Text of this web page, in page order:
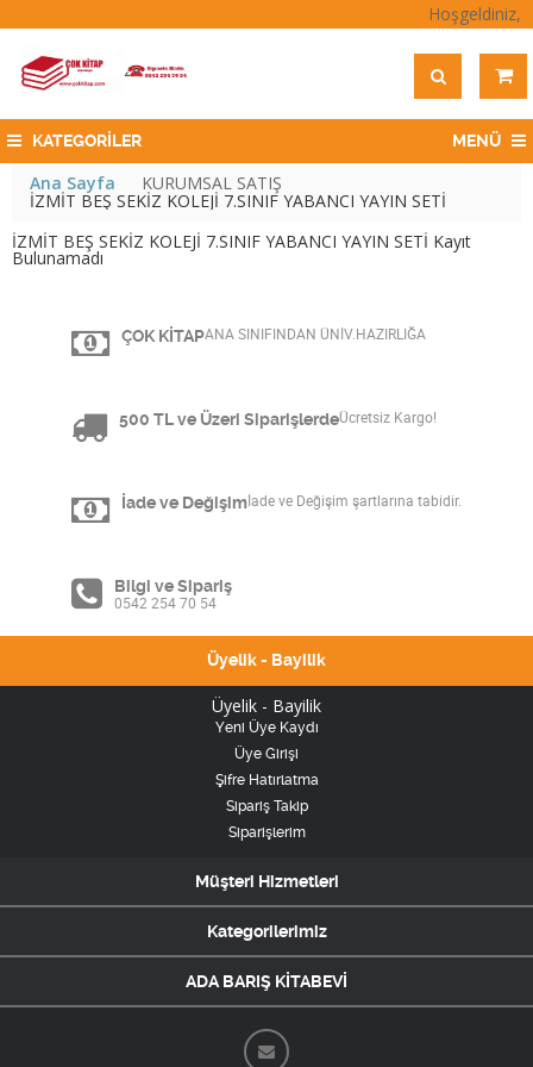
Hoşgeldiniz,
KATEGORİLER MENÜ
Ana Sayfa KURUMSAL SATIŞ
İZMİT BEŞ SEKİZ KOLEJİ 7.SINIF YABANCI YAYIN SETİ
İZMİT BEŞ SEKİZ KOLEJİ 7.SINIF YABANCI YAYIN SETİ Kayıt
Bulunamadı
ÇOK KİTAPANA SINIFINDAN ÜNİV.HAZIRLIĞA
500 TL ve Üzeri SiparişlerdeÜcretsiz Kargo!
İade ve Değişim İade ve Değişim şartlarına tabidir.
Bilgi ve Sipariş
0542 254 70 54
Üyelik - Bayilik
Üyelik - Bayilik
Yeni Üye Kaydı
Üye Girişi
Şifre Hatırlatma
Sipariş Takip
Siparişlerim
Müşteri Hizmetleri
Kategorilerimiz
ADA BARIŞ KİTABEVİ